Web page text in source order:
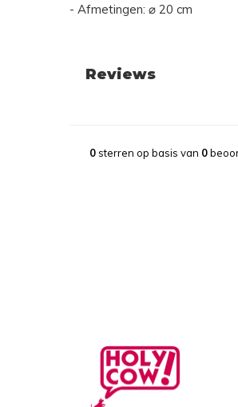
- Afmetingen: ⌀ 20 cm
Reviews
0sterren op basis van 0